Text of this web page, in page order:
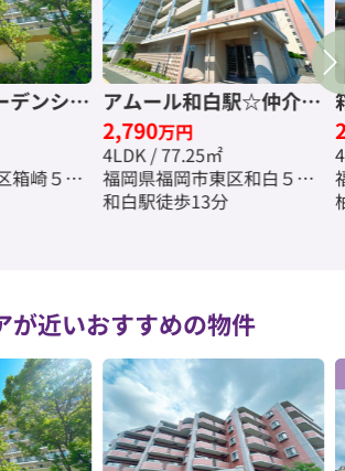
デンシテ
数料無
箱崎５丁
アムール和白駅☆仲介手
数料無料☆
2,790万円
4LDK / 77.25㎡
福岡県福岡市東区和白５丁
目
和白駅徒歩13分
が近いおすすめの物件